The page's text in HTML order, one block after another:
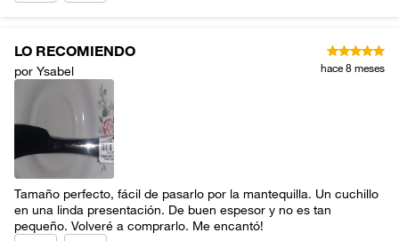
LO RECOMIENDO
por Ysabel hace 8 meses
Tamaño perfecto, fácil de pasarlo por la mantequilla. Un cuchillo
en una linda presentación. De buen espesor y no es tan
pequeño. Volveré a comprarlo. Me encantó!